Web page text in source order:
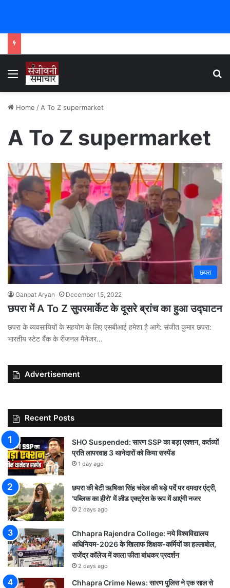
Menu
Home / A To Z supermarket
A To Z supermarket
छपरा
Ganpat Aryan December 15, 2022
छपरा में A To Z सुपरमार्केट के दूसरे ब्रांच का हुआ उद्घाटन
छपरा के व्यवसायियों के सहयोग के लिए एसबीआई हमेशा है आगे: संजीत कुमार छपरा:
भारतीय स्टेट बैंक के रीजनल मैनेजर…
Advertisement
Recent Posts
SHO Suspended: सारण SSP का बड़ा एक्शन, कर्तव्यों
प्रति लापरवाह 3 थानेदारों को किया सस्पेंड
1 day ago
छपरा की बेटी ऋषिका सिंह चंदेल की बड़े पर्दे पर दमदार एंट्री,
‘पब्लिक का हीरो’ में लीड एक्ट्रेस के रूप में आएंगी नजर
2 days ago
Chhapra Rajendra College: नये विश्वविद्यालय
अधिनियम-2026 के खिलाफ शिक्षक-कर्मियों का हल्लाबोल,
राजेंद्र कॉलेज में काला फीता बांधकर प्रदर्शन
2 days ago
Chhapra Crime News: सारण पुलिस ने एक साल से